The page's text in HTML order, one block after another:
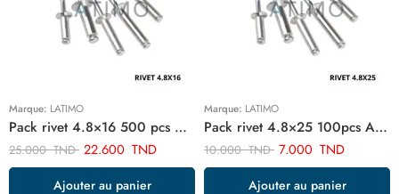
Marque: LATIMO
Pack rivet 4.8×16 500 pcs ART03002
25.000TND 22.600 TND
Ajouter au panier
Marque: LATIMO
Pack rivet 4.8×25 100pcs ART02403
10.000TND 7.000 TND
Ajouter au panier